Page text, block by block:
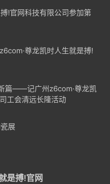
!官网科技有限公司参加第
尊龙凯时人生就是搏!
篇——记广州z6com·尊龙凯
工会清远长隆活动
展
是搏!官网